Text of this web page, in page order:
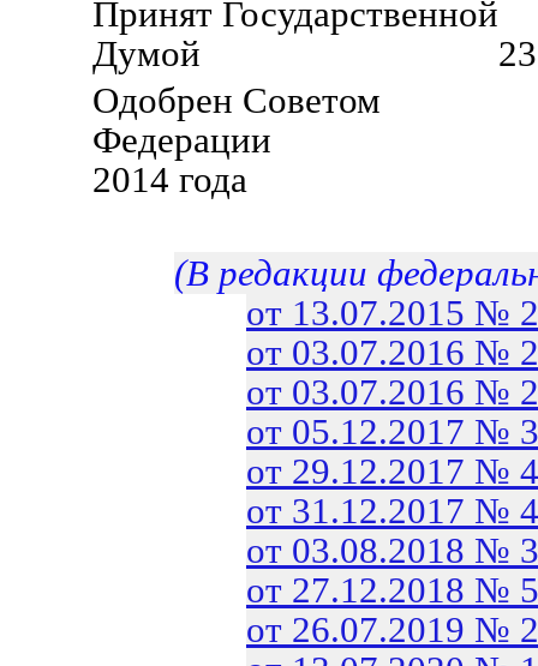
Принят Государственной
Думой 23
Одобрен Советом
Федерации 25
2014 года
(В редакции
от 13.07.2015 №
от 03.07.2016 №
от 03.07.2016 №
от 05.12.2017 №
от 29.12.2017 №
от 31.12.2017 №
от 03.08.2018 №
от 27.12.2018 №
от 26.07.2019 №